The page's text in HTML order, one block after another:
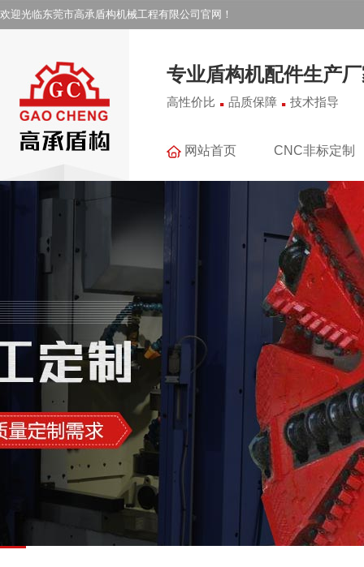
欢迎光临东莞市高承盾构机械工程有限公司官网！
专业盾构机配件生产
高性价比 . 品质保障 . 技术指导
网站首页 CNC非标定制